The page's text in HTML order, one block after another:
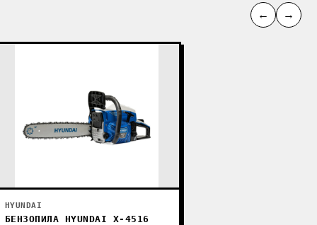
← →
HYUNDAI
БЕНЗОПИЛА HYUNDAI X-4516